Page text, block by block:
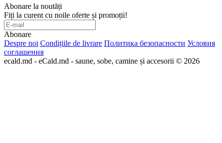
Abonare la noutăți
Fiți la curent cu noile oferte și promoții!
Abonare
Despre noi Condițiile de livrare Политика безопасности Условия
соглашения
ecald.md - eCald.md - saune, sobe, camine și accesorii © 2026